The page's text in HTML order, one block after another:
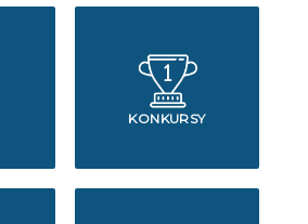
KONKURSY